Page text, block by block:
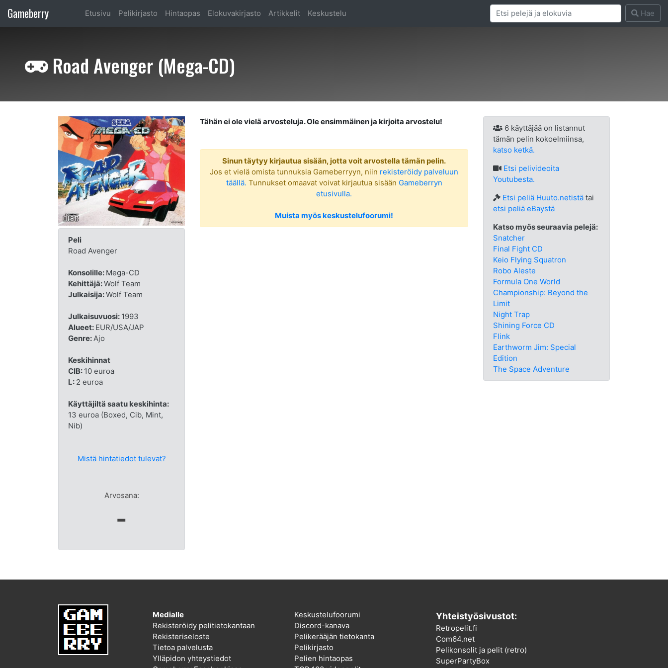
Gameberry Etusivu Pelikirjasto Hintaopas Elokuvakirjasto Artikkelit Keskustelu Hae
Road Avenger (Mega-CD)
Peli
Road Avenger
Konsolille: Mega-CD
Kehittäjä:Wolf Team
Julkaisija:Wolf Team
Julkaisuvuosi: 1993
Alueet: EUR/USA/JAP
Genre: Ajo
Keskihinnat
CIB: 10 euroa
L: 2 euroa
Käyttäjiltä saatu keskihinta:
13 euroa (Boxed, Cib, Mint,
Nib)
Mistä hintatiedot tulevat?
Arvosana:
-
Tähän ei ole vielä arvosteluja. Ole ensimmäinen ja kirjoita arvostelu!
Sinun täytyy kirjautua sisään, jotta voit arvostella tämän pelin.
Jos et vielä omista tunnuksia Gameberryyn, niin rekisteröidy palveluun
täällä. Tunnukset omaavat voivat kirjautua sisään Gameberryn
etusivulla.
Muista myös keskustelufoorumi!
6 käyttäjää on listannut
tämän pelin kokoelmiinsa,
katso ketkä.
Etsi pelivideoita
Youtubesta.
Etsi peliä Huuto.netistätai
etsi peliä eBaystä
Katso myös seuraavia pelejä:
Snatcher
Final Fight CD
Keio Flying Squatron
Robo Aleste
Formula One World
Championship: Beyond the
Limit
Night Trap
Shining Force CD
Flink
Earthworm Jim: Special
Edition
The Space Adventure
Medialle
Rekisteröidy pelitietokantaan
Rekisteriseloste
Tietoa palvelusta
Ylläpidon yhteystiedot
Keskustelufoorumi
Discord-kanava
Pelikerääjän tietokanta
Pelikirjasto
Pelien hintaopas
Yhteistyösivustot:
Retropelit.fi
Com64.net
Pelikonsolit ja pelit (retro)
SuperPartyBox